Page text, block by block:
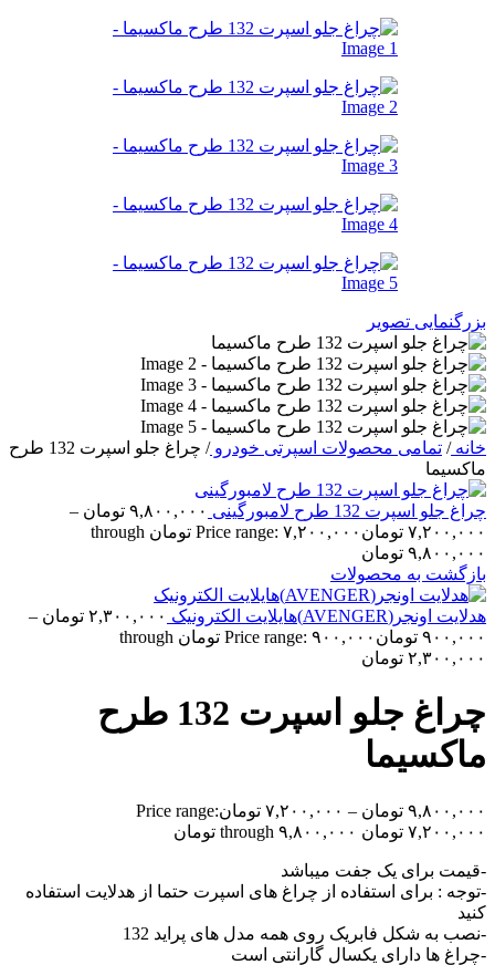
بزرگنمایی تصویر
خانه/ تمامی محصولات اسپرتی خودرو/
چراغ جلو اسپرت 132 طرح
ماکسیما
چراغ جلو اسپرت 132 طرح لامبورگینی ۹,۸۰۰,۰۰۰ تومان –
۷,۲۰۰,۰۰۰ تومان
Price range: ۷,۲۰۰,۰۰۰ تومان through
۹,۸۰۰,۰۰۰ تومان
بازگشت به محصولات
هدلایت اونجر(AVENGER)هایلایت الکترونیک ۲,۳۰۰,۰۰۰ تومان –
۹۰۰,۰۰۰ تومان
Price range: ۹۰۰,۰۰۰ تومان through
۲,۳۰۰,۰۰۰ تومان
چراغ جلو اسپرت 132 طرح
ماکسیما
۹,۸۰۰,۰۰۰ تومان – ۷,۲۰۰,۰۰۰ تومانPrice range:
۷,۲۰۰,۰۰۰ تومان through ۹,۸۰۰,۰۰۰ تومان
-قیمت برای یک جفت میباشد
-توجه : برای استفاده از چراغ های اسپرت حتما از هدلایت استفاده
کنید
-نصب به شکل فابریک روی همه مدل های پراید 132
-چراغ ها دارای یکسال گارانتی است